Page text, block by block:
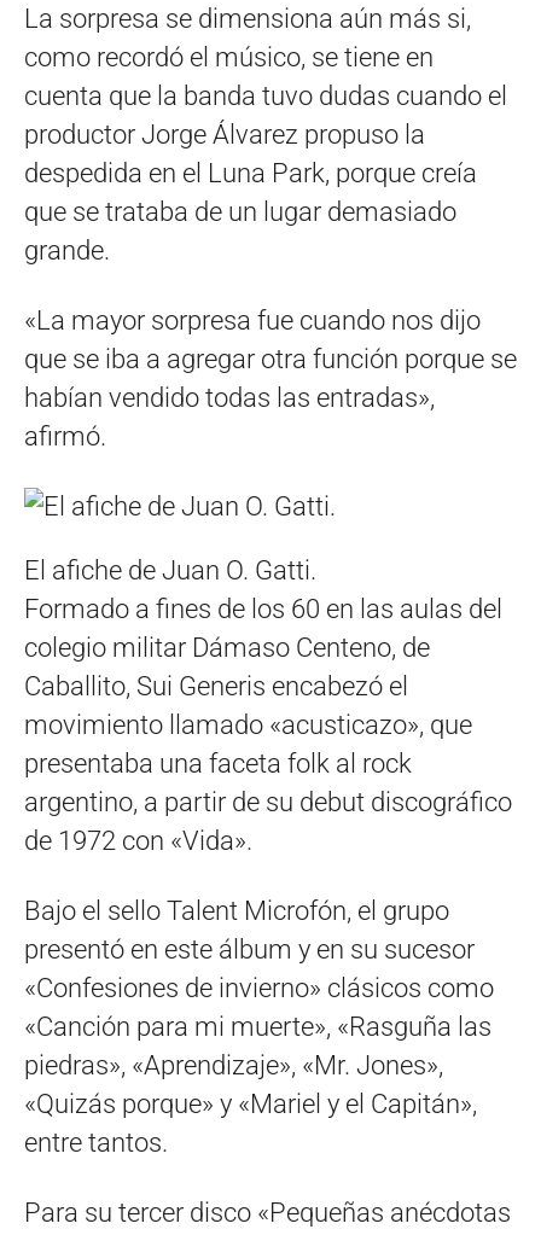
La sorpresa se dimensiona aún más si,
como recordó el músico, se tiene en
cuenta que la banda tuvo dudas cuando el
productor Jorge Álvarez propuso la
despedida en el Luna Park, porque creía
que se trataba de un lugar demasiado
grande.
«La mayor sorpresa fue cuando nos dijo
que se iba a agregar otra función porque se
habían vendido todas las entradas»,
afirmó.
El afiche de Juan O. Gatti.
Formado a fines de los 60 en las aulas del
colegio militar Dámaso Centeno, de
Caballito, Sui Generis encabezó el
movimiento llamado «acusticazo», que
presentaba una faceta folk al rock
argentino, a partir de su debut discográfico
de 1972 con «Vida».
Bajo el sello Talent Microfón, el grupo
presentó en este álbum y en su sucesor
«Confesiones de invierno» clásicos como
«Canción para mi muerte», «Rasguña las
piedras», «Aprendizaje», «Mr. Jones»,
«Quizás porque» y «Mariel y el Capitán»,
entre tantos.
Para su tercer disco «Pequeñas anécdotas